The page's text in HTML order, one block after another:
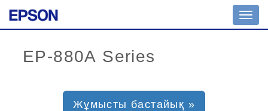
Жұмысты бастайық »